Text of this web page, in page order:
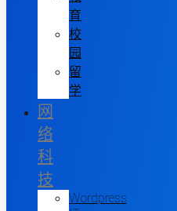
育
校
园
留
学
网
络
科
技
Wordpress